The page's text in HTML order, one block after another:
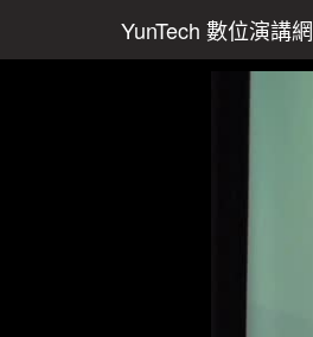
YunTech 數位演講網